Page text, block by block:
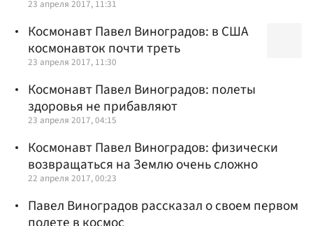
23 апреля 2017, 11:31
Космонавт Павел Виноградов: в США
космонавток почти треть
23 апреля 2017, 11:30
Космонавт Павел Виноградов: полеты
здоровья не прибавляют
23 апреля 2017, 04:15
Космонавт Павел Виноградов: физически
возвращаться на Землю очень сложно
22 апреля 2017, 00:23
Павел Виноградов рассказал о своем первом